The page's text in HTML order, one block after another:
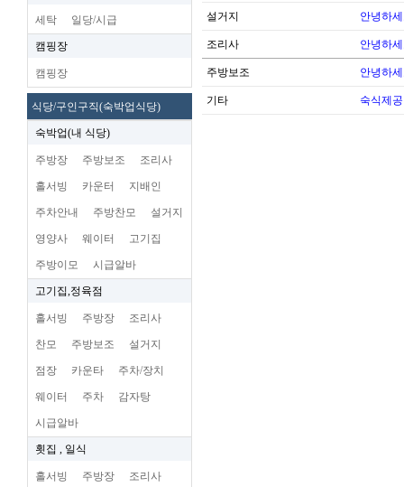
세탁 일당/시급
캠핑장
캠핑장
식당/구인구직(숙박업식당)
숙박업(내 식당)
주방장 주방보조 조리사
홀서빙 카운터 지배인
주차안내 주방찬모 설거지
영양사 웨이터 고기집
주방이모 시급알바
고기집,정육점
홀서빙 주방장 조리사
찬모 주방보조 설거지
점장 카운타 주차/장치
웨이터 주차 감자탕
시급알바
횟집 , 일식
홀서빙 주방장 조리사
설거지 안녕하
조리사 안녕하
주방보조 안녕하
기타 숙식제